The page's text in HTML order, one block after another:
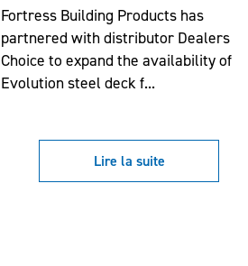
Fortress Building Products has
partnered with distributor Dealers
Choice to expand the availability of
Evolution steel deck f...
Lire la suite